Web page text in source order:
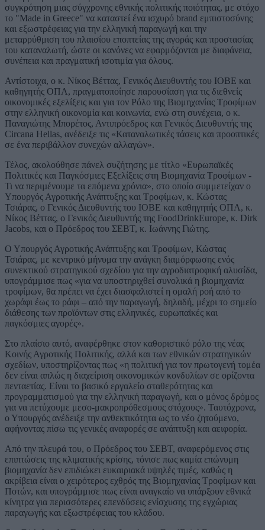
συγκρότηση μιας σύγχρονης εθνικής πολιτικής ποιότητας, με στόχο
το "Made in Greece" να καταστεί ένα ισχυρό brand εμπιστοσύνης
και εξωστρέφειας για την ελληνική παραγωγή και την
μεταρρύθμιση του πλαισίου εποπτείας της αγοράς και προστασίας
του καταναλωτή, ώστε οι κανόνες να εφαρμόζονται με διαφάνεια,
συνέπεια και πραγματική ισοτιμία για όλους.
Αντίστοιχα, ο κ. Νίκος Βέττας, Γενικός Διευθυντής του ΙΟΒΕ και
καθηγητής ΟΠΑ, πραγματοποίησε παρουσίαση για τις διεθνείς
οικονομικές εξελίξεις και για τον Ρόλο της Βιομηχανίας Τροφίμων
στην ελληνική οικονομία και κοινωνία, ενώ στη συνέχεια, ο κ.
Παναγιώτης Μπορέτος, Αντιπρόεδρος και Γενικός Διευθυντής της
Circana Hellas, ανέδειξε τις «Καταναλωτικές τάσεις και προοπτικές
σε ένα περιβάλλον συνεχών αλλαγών».
Τέλος, ακολούθησε πάνελ συζήτησης με τίτλο «Ευρωπαϊκές
Πολιτικές και Παγκόσμιες Εξελίξεις στη Βιομηχανία Τροφίμων -
Τι να περιµένουµε τα επόµενα χρόνια», στο οποίο συμμετείχαν ο
Υπουργός Αγροτικής Ανάπτυξης και Τροφίμων, κ. Κώστας
Τσιάρας, ο Γενικός Διευθυντής του ΙΟΒΕ και καθηγητής ΟΠΑ, κ.
Νίκος Βέττας, ο Γενικός Διευθυντής της FoodDrinkEurope, κ. Dirk
Jacobs, και ο Πρόεδρος του ΣΕΒΤ, κ. Ιωάννης Γιώτης.
Ο Υπουργός Αγροτικής Ανάπτυξης και Τροφίμων, Κώστας
Τσιάρας, με κεντρικό μήνυμα την ανάγκη διαμόρφωσης ενός
συνεκτικού στρατηγικού σχεδίου για την αγροδιατροφική αλυσίδα,
υπογράμμισε πως «για να υποστηριχθεί συνολικά η βιομηχανία
τροφίμων, θα πρέπει να έχει διασφαλιστεί η ομαλή ροή από το
χωράφι έως το ράφι – από την παραγωγή, δηλαδή, μέχρι το σημείο
διάθεσης των προϊόντων στις ελληνικές, ευρωπαϊκές και
παγκόσμιες αγορές».
Στο πλαίσιο αυτό, αναφέρθηκε στον καθοριστικό ρόλο της νέας
Κοινής Αγροτικής Πολιτικής, αλλά και των εθνικών στρατηγικών
σχεδίων, υποστηρίζοντας πως «η πολιτική για τον πρωτογενή τομέα
δεν είναι απλώς η διαχείριση οικονομικών κονδυλίων σε ορίζοντα
πενταετίας. Είναι το βασικό εργαλείο σταθερότητας και
προγραμματισμού για την ελληνική παραγωγή, και ο μόνος δρόμος
για να πετύχουμε μεσο-μακροπρόθεσμους στόχους». Ταυτόχρονα,
ο Υπουργός ανέδειξε την ανθεκτικότητα ως το νέο ζητούμενο,
αφήνοντας πίσω τις γενικές αναφορές σε ανάπτυξη και αειφορία.
Από την πλευρά του, ο Πρόεδρος του ΣΕΒΤ, αναφερόμενος στις
επιπτώσεις της κλιματικής κρίσης, τόνισε πως καμία επώνυμη
βιομηχανία δεν επιδιώκει ευκαιριακά υψηλές τιμές, καθώς η
ακρίβεια είναι ο χειρότερος εχθρός της Βιομηχανίας Τροφίμων και
Ποτών, και υπογράμμισε πως είναι αναγκαίο να υπάρξουν εθνικά
κίνητρα για περισσότερες επενδύσεις ενίσχυσης της εγχώριας
παραγωγής και εξωστρέφειας του κλάδου.